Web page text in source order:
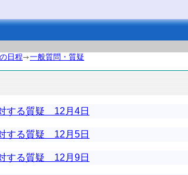
日程 一般質問・質疑
する質疑 12月4日
する質疑 12月5日
する質疑 12月9日